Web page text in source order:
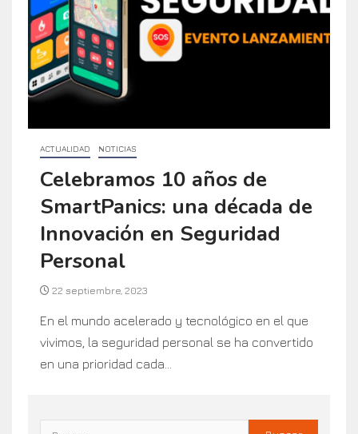
ACTUALIDAD NOTICIAS
Celebramos 10 años de
SmartPanics: una década de
Innovación en Seguridad
Personal
22 septiembre, 2023
En el mundo acelerado y tecnológico en el que
vivimos, la seguridad personal se ha convertido
en una prioridad cada...